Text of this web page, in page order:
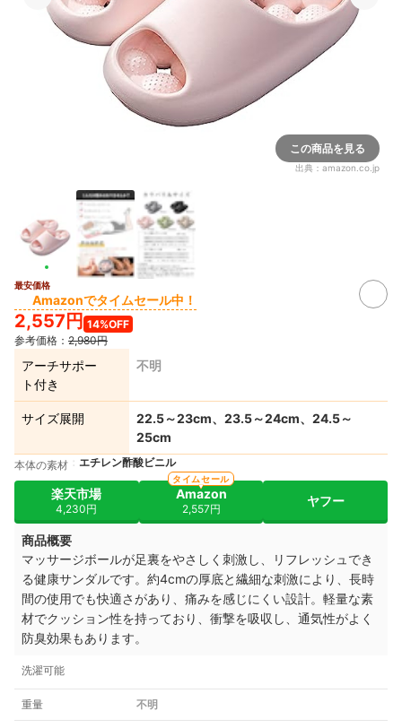
この商品を見る
出典： amazon.co.jp
最安価格
Amazonでタイムセール中！
2,557円 14%OFF
参考価格： 2,980円
アーチサポー
ト付き
不明
サイズ展開
22.5～23cm、23.5～24cm、24.5～
25cm
本体の素材 エチレン酢酸ビニル
楽天市場
4,230円
Amazon
2,557円
タイムセール
ヤフー
商品概要
マッサージボールが足裏をやさしく刺激し、リフレッシュでき
る健康サンダルです。約4cmの厚底と繊細な刺激により、長時
間の使用でも快適さがあり、痛みを感じにくい設計。 軽量な素
材でクッション性を持っており、衝撃を吸収し、通気性がよく
防臭効果もあります。
洗濯可能
重量 不明